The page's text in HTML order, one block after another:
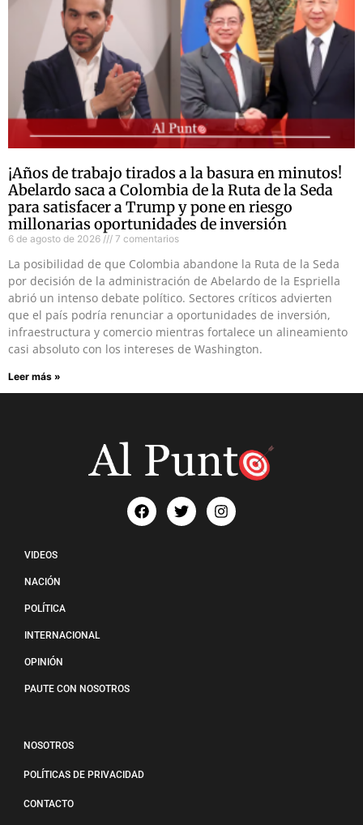
¡Años de trabajo tirados a la basura en minutos!
Abelardo saca a Colombia de la Ruta de la Seda
para satisfacer a Trump y pone en riesgo
millonarias oportunidades de inversión
6 de agosto de 2026 7 comentarios
La posibilidad de que Colombia abandone la Ruta de la Seda
por decisión de la administración de Abelardo de la Espriella
abrió un intenso debate político. Sectores críticos advierten
que el país podría renunciar a oportunidades de inversión,
infraestructura y comercio mientras fortalece un alineamiento
casi absoluto con los intereses de Washington.
Leer más »
VIDEOS
NACIÓN
POLÍTICA
INTERNACIONAL
OPINIÓN
PAUTE CON NOSOTROS
NOSOTROS
POLÍTICAS DE PRIVACIDAD
CONTACTO